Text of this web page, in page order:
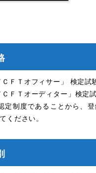
ＣＦＴオフィサー」 検定試
ＣＦＴオーディター」検定
定制度であることから、
ください。